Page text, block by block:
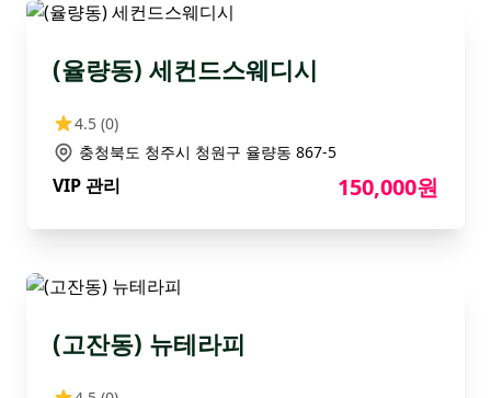
(율량동) 세컨드스웨디시
4.5 (0)
충청북도 청주시 청원구 율량동 867-5
VIP 관리 150,000원
(고잔동) 뉴테라피